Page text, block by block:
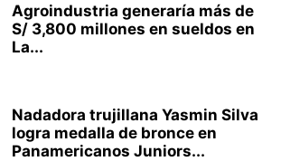
Agroindustria generaría más de
S/ 3,800 millones en sueldos en
La...
Nadadora trujillana Yasmin Silva
logra medalla de bronce en
Panamericanos Juniors...